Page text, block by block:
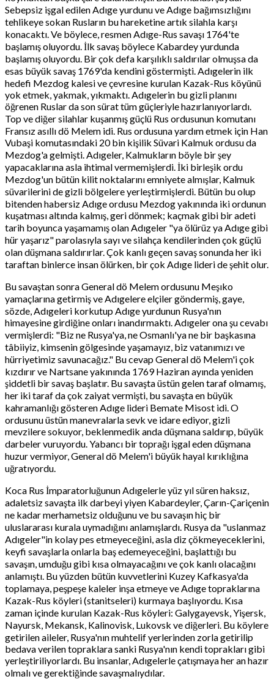
Sebepsiz işgal edilen Adıge yurdunu ve Adıge bağımsızlığını
tehlikeye sokan Rusların bu hareketine artık silahla karşı
konacaktı. Ve böylece, resmen Adıge-Rus savaşı 1764'te
başlamış oluyordu. İlk savaş böylece Kabardey yurdunda
başlamış oluyordu. Bir çok defa karşılıklı saldırılar olmuşsa da
esas büyük savaş 1769'da kendini göstermişti. Adıgelerin ilk
hedefi Mezdog kalesi ve çevresine kurulan Kazak-Rus köyünü
yok etmek, yakmak, yıkmaktı. Adıgelerin bu gizli planını
öğrenen Ruslar da son sürat tüm güçleriyle hazırlanıyorlardı.
Top ve diğer silahlar kuşanmış güçlü Rus ordusunun komutanı
Fransız asıllı dö Melem idi. Rus ordusuna yardım etmek için Han
Vubaşi komutasındaki 20 bin kişilik Süvari Kalmuk ordusu da
Mezdog'a gelmişti. Adıgeler, Kalmukların böyle bir şey
yapacaklarına asla ihtimal vermemişlerdi. İki birleşik ordu
Mezdog'un bütün kilit noktalarını emniyete almışlar, Kalmuk
süvarilerini de gizli bölgelere yerleştirmişlerdi. Bütün bu olup
bitenden habersiz Adıge ordusu Mezdog yakınında iki ordunun
kuşatması altında kalmış, geri dönmek; kaçmak gibi bir adeti
tarih boyunca yaşamamış olan Adıgeler "ya ölürüz ya Adıge gibi
hür yaşarız" parolasıyla sayı ve silahça kendilerinden çok güçlü
olan düşmana saldırırlar. Çok kanlı geçen savaş sonunda her iki
taraftan binlerce insan ölürken, bir çok Adıge lideri de şehit olur.
Bu savaştan sonra General dö Melem ordusunu Meşıko
yamaçlarına getirmiş ve Adıgelere elçiler göndermiş, gaye,
sözde, Adıgeleri korkutup Adıge yurdunun Rusya'nın
himayesine girdiğine onları inandırmaktı. Adıgeler ona şu cevabı
vermişlerdi: "Biz ne Rusya'ya, ne Osmanlı'ya ne bir başkasına
tâbiiyiz, kimsenin gölgesinde yaşamayız, biz vatanımızı ve
hürriyetimiz savunacağız." Bu cevap General dö Melem'i çok
kızdırır ve Nartsane yakınında 1769 Haziran ayında yeniden
şiddetli bir savaş başlatır. Bu savaşta üstün gelen taraf olmamış,
her iki taraf da çok zaiyat vermişti, bu savaşta en büyük
kahramanlığı gösteren Adıge lideri Bemate Misost idi. O
ordusunu üstün manevralarla sevk ve idare ediyor, gizli
mevzilere sokuyor, beklenmedik anda düşmana saldırıp, büyük
darbeler vuruyordu. Yabancı bir toprağı işgal eden düşmana
huzur vermiyor, General dö Melem'i büyük hayal kırıklığına
uğratıyordu.
Koca Rus İmparatorluğunun Adıgelerle yüz yıl süren haksız,
adaletsiz savaşta ilk darbeyi yiyen Kabardeyler, Çarın-Çariçenin
ne kadar merhametsiz olduğunu ve bu savaşın hiç bir
uluslararası kurala uymadığını anlamışlardı. Rusya da "uslanmaz
Adıgeler"in kolay pes etmeyeceğini, asla diz çökmeyeceklerini,
keyfi savaşlarla onlarla baş edemeyeceğini, başlattığı bu
savaşın, umduğu gibi kısa olmayacağını ve çok kanlı olacağını
anlamıştı. Bu yüzden bütün kuvvetlerini Kuzey Kafkasya'da
toplamaya, peşpeşe kaleler inşa etmeye ve Adıge topraklarına
Kazak-Rus köyleri (stanitseleri) kurmaya başlıyordu. Kısa
zaman içinde kurulan Kazak-Rus köyleri: Galygayevsk, Yişersk,
Nayursk, Mekansk, Kalinovisk, Lukovsk ve diğerleri. Bu köylere
getirilen aileler, Rusya'nın muhtelif yerlerinden zorla getirilip
bedava verilen topraklara sanki Rusya'nın kendi toprakları gibi
yerleştiriliyorlardı. Bu insanlar, Adıgelerle çatışmaya her an hazır
olmalı ve gerektiğinde savaşmalıydılar.